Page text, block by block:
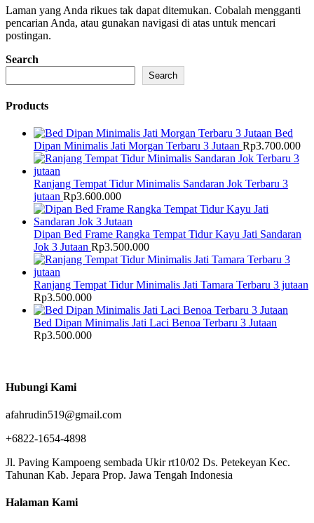
Laman yang Anda rikues tak dapat ditemukan. Cobalah mengganti
pencarian Anda, atau gunakan navigasi di atas untuk mencari
postingan.
Search
Search
Products
Bed
Dipan Minimalis Jati Morgan Terbaru 3 Jutaan Rp3.700.000
Ranjang Tempat Tidur Minimalis Sandaran Jok Terbaru 3
jutaan Rp3.600.000
Dipan Bed Frame Rangka Tempat Tidur Kayu Jati Sandaran
Jok 3 Jutaan Rp3.500.000
Ranjang Tempat Tidur Minimalis Jati Tamara Terbaru 3 jutaan
Rp3.500.000
Bed Dipan Minimalis Jati Laci Benoa Terbaru 3 Jutaan
Rp3.500.000
Hubungi Kami
afahrudin519@gmail.com
+6822-1654-4898
Jl. Paving Kampoeng sembada Ukir rt10/02 Ds. Petekeyan Kec.
Tahunan Kab. Jepara Prop. Jawa Tengah Indonesia
Halaman Kami